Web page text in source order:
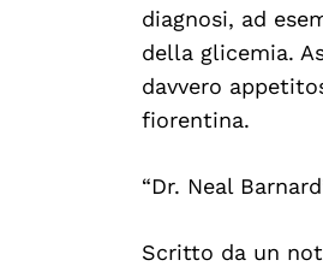
diagnosi, ad
della glicemia.
davvero
fiorentina.
“Dr. Neal
Scritto da un